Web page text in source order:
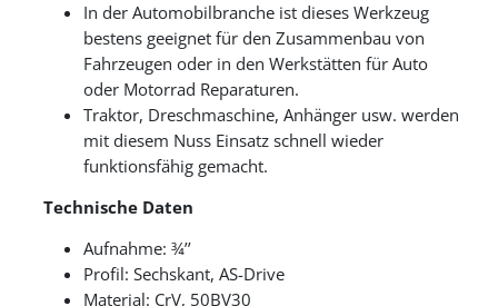
In der Automobilbranche ist dieses Werkzeug
bestens geeignet für den Zusammenbau von
Fahrzeugen oder in den Werkstätten für Auto
oder Motorrad Reparaturen.
Traktor, Dreschmaschine, Anhänger usw. werden
mit diesem Nuss Einsatz schnell wieder
funktionsfähig gemacht.
Technische Daten
Aufnahme: ¾’’
Profil: Sechskant, AS-Drive
Material: CrV, 50BV30